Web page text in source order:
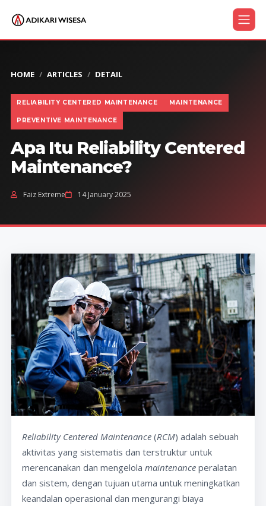
HOME ARTICLES DETAIL
RELIABILITY CENTERED MAINTENANCE MAINTENANCE
PREVENTIVE MAINTENANCE
Apa Itu Reliability Centered
Maintenance?
Faiz Extreme 14 January 2025
Reliability Centered Maintenance (RCM) adalah sebuah
aktivitas yang sistematis dan terstruktur untuk
merencanakan dan mengelola maintenance peralatan
dan sistem, dengan tujuan utama untuk meningkatkan
keandalan operasional dan mengurangi biaya